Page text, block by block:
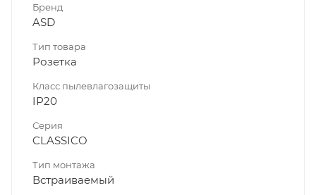
Бренд
ASD
Тип товара
Розетка
Класс пылевлагозащиты
IP20
Серия
CLASSICO
Тип монтажа
Встраиваемый